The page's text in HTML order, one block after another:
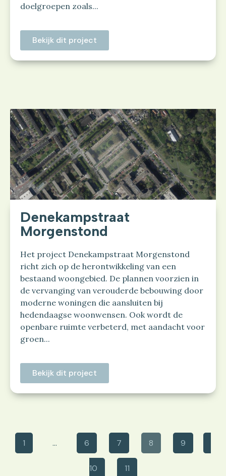
doelgroepen zoals...
Bekijk dit project
Denekampstraat
Morgenstond
Het project Denekampstraat Morgenstond
richt zich op de herontwikkeling van een
bestaand woongebied. De plannen voorzien in
de vervanging van verouderde bebouwing door
moderne woningen die aansluiten bij
hedendaagse woonwensen. Ook wordt de
openbare ruimte verbeterd, met aandacht voor
groen...
Bekijk dit project
1 … 6 7 8 9
10 11